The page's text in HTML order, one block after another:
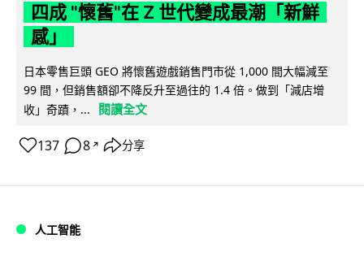
四成 "懷舊"在 Z 世代變成最潮「新鮮
感」
日本零售巨頭 GEO 將懷舊遊戲銷售門市從 1,000 間大幅減至
99 間，但銷售額卻不降反升至過往的 1.4 倍。做到「減店增
收」奇蹟，...
閱讀全文
137 8 ↗ 分享
人工智能